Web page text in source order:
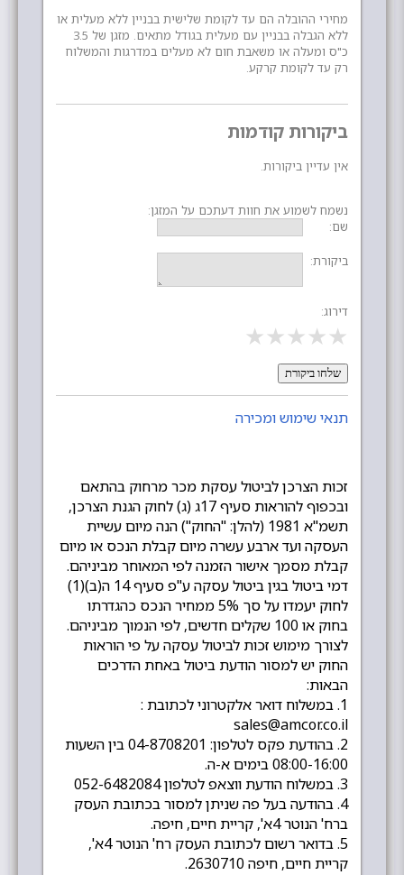
מחירי ההובלה הם עד לקומת שלישית בבניין ללא מעלית או
ללא הגבלה בבניין עם מעלית בגודל מתאים. מזגן של 3.5
כ"ס ומעלה או משאבת חום לא מעלים במדרגות והמשלוח
רק עד לקומת קרקע.
ביקורות קודמות
אין עדיין ביקורות.
נשמח לשמוע את חוות דעתכם על המזגן:
שם:
ביקורת:
דירוג:
★★★★★
שלחו ביקורת
תנאי שימוש ומכירה
זכות הצרכן לביטול עסקת מכר מרחוק בהתאם
ובכפוף להוראות סעיף 17ג (ג) לחוק הגנת הצרכן,
תשמ"א 1981 (להלן: "החוק") הנה מיום עשיית
העסקה ועד ארבע עשרה מיום קבלת הנכס או מיום
קבלת מסמך אישור הזמנה לפי המאוחר מביניהם.
דמי ביטול בגין ביטול עסקה ע"פ סעיף 14 ה(ב)(1)
לחוק יעמדו על סך 5% ממחיר הנכס כהגדרתו
בחוק או 100 שקלים חדשים, לפי הנמוך מביניהם.
לצורך מימוש זכות לביטול עסקה על פי הוראות
החוק יש למסור הודעת ביטול באחת הדרכים
הבאות:
1. במשלוח דואר אלקטרוני לכתובת :
sales@amcor.co.il
2. בהודעת פקס לטלפון: 04-8708201 בין השעות
08:00-16:00 בימים א-ה.
3. במשלוח הודעת ווצאפ לטלפון 052-6482084
4. בהודעה בעל פה שניתן למסור בכתובת העסק
ברח' הנוטר 4א', קריית חיים, חיפה.
5. בדואר רשום לכתובת העסק רח' הנוטר 4א',
קריית חיים, חיפה 2630710.